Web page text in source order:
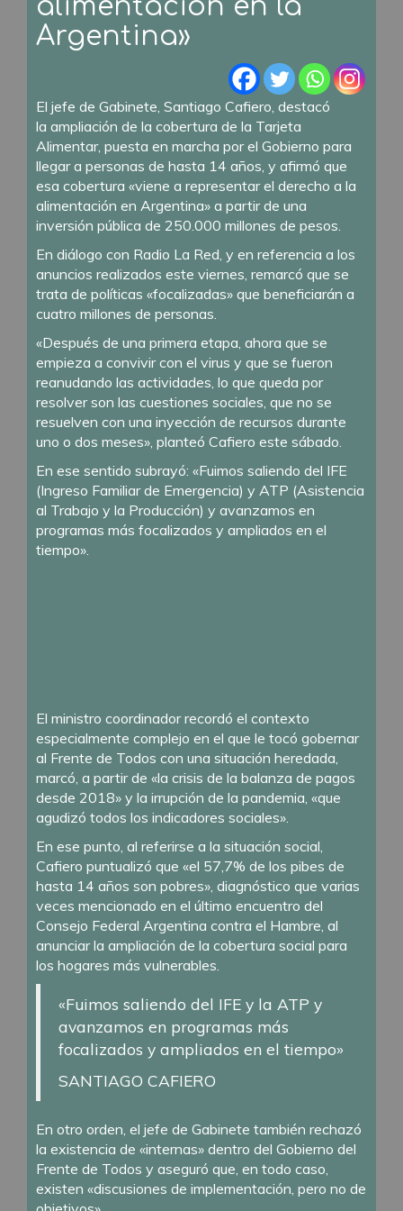
alimentación en la
Argentina»
El jefe de Gabinete, Santiago Cafiero, destacó
la ampliación de la cobertura de la Tarjeta
Alimentar, puesta en marcha por el Gobierno para
llegar a personas de hasta 14 años, y afirmó que
esa cobertura «viene a representar el derecho a la
alimentación en Argentina» a partir de una
inversión pública de 250.000 millones de pesos.
En diálogo con Radio La Red, y en referencia a los
anuncios realizados este viernes, remarcó que se
trata de políticas «focalizadas» que beneficiarán a
cuatro millones de personas.
«Después de una primera etapa, ahora que se
empieza a convivir con el virus y que se fueron
reanudando las actividades, lo que queda por
resolver son las cuestiones sociales, que no se
resuelven con una inyección de recursos durante
uno o dos meses», planteó Cafiero este sábado.
En ese sentido subrayó: «Fuimos saliendo del IFE
(Ingreso Familiar de Emergencia) y ATP (Asistencia
al Trabajo y la Producción) y avanzamos en
programas más focalizados y ampliados en el
tiempo».
El ministro coordinador recordó el contexto
especialmente complejo en el que le tocó gobernar
al Frente de Todos con una situación heredada,
marcó, a partir de «la crisis de la balanza de pagos
desde 2018» y la irrupción de la pandemia, «que
agudizó todos los indicadores sociales».
En ese punto, al referirse a la situación social,
Cafiero puntualizó que «el 57,7% de los pibes de
hasta 14 años son pobres», diagnóstico que varias
veces mencionado en el último encuentro del
Consejo Federal Argentina contra el Hambre, al
anunciar la ampliación de la cobertura social para
los hogares más vulnerables.
«Fuimos saliendo del IFE y la ATP y
avanzamos en programas más
focalizados y ampliados en el tiempo»
SANTIAGO CAFIERO
En otro orden, el jefe de Gabinete también rechazó
la existencia de «internas» dentro del Gobierno del
Frente de Todos y aseguró que, en todo caso,
existen «discusiones de implementación, pero no de